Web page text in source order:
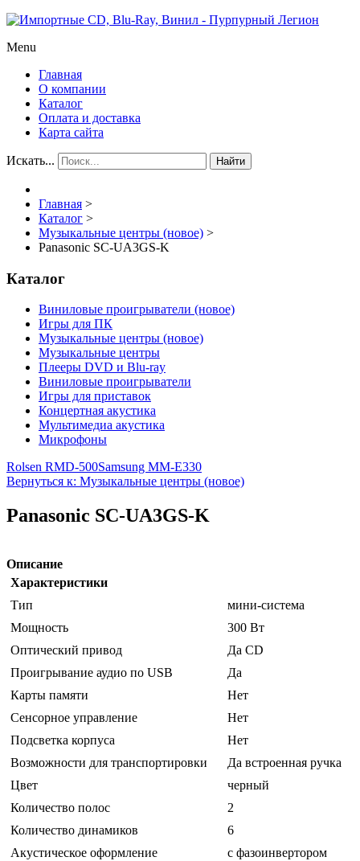
Menu
Главная
О компании
Каталог
Оплата и доставка
Карта сайта
Искать... Найти
Главная >
Каталог >
Музыкальные центры (новое) >
Panasonic SC-UA3GS-K
Каталог
Виниловые проигрыватели (новое)
Игры для ПК
Музыкальные центры (новое)
Музыкальные центры
Плееры DVD и Blu-ray
Виниловые проигрыватели
Игры для приставок
Концертная акустика
Мультимедиа акустика
Микрофоны
Rolsen RMD-500Samsung MM-E330
Вернуться к: Музыкальные центры (новое)
Panasonic SC-UA3GS-K
Описание
Характеристики
Тип
мини-система
Мощность
300 Вт
Оптический привод
Да CD
Проигрывание аудио по USB
Да
Карты памяти
Нет
Сенсорное управление
Нет
Подсветка корпуса
Нет
Возможности для транспортировки
Да встроенная ручка
Цвет
черный
Количество полос
2
Количество динамиков
6
Акустическое оформление
с фазоинвертором